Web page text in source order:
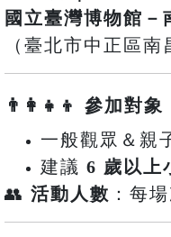
國立臺灣博物館－
（臺北市中正區南
👨‍👩‍👧‍👦 參加對象
一般觀眾＆親
建議 6 歲以上
👥 活動人數 ：每